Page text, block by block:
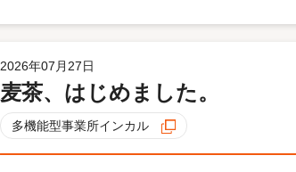
2026年07月27日
麦茶、はじめました。
多機能型事業所インカル